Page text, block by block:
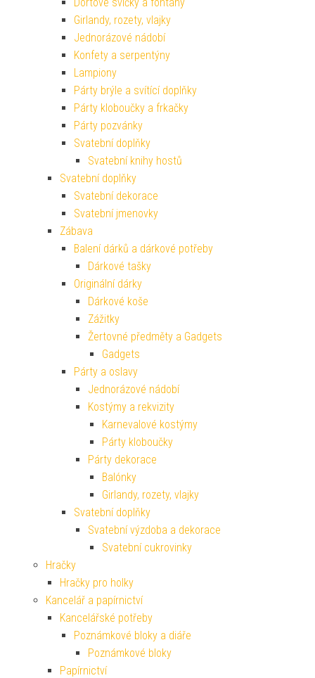
Girlandy, rozety, vlajky
Jednorázové nádobí
Konfety a serpentýny
Lampiony
Párty brýle a svítící doplňky
Párty kloboučky a frkačky
Párty pozvánky
Svatební doplňky
Svatební knihy hostů
Svatební doplňky
Svatební dekorace
Svatební jmenovky
Zábava
Balení dárků a dárkové potřeby
Dárkové tašky
Originální dárky
Dárkové koše
Zážitky
Žertovné předměty a Gadgets
Gadgets
Párty a oslavy
Jednorázové nádobí
Kostýmy a rekvizity
Karnevalové kostýmy
Párty kloboučky
Párty dekorace
Balónky
Girlandy, rozety, vlajky
Svatební doplňky
Svatební výzdoba a dekorace
Svatební cukrovinky
Hračky
Hračky pro holky
Kancelář a papírnictví
Kancelářské potřeby
Poznámkové bloky a diáře
Poznámkové bloky
Papírnictví